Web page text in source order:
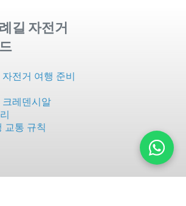
길 자전거
전거 여행 준비
레덴시알
교통 규칙